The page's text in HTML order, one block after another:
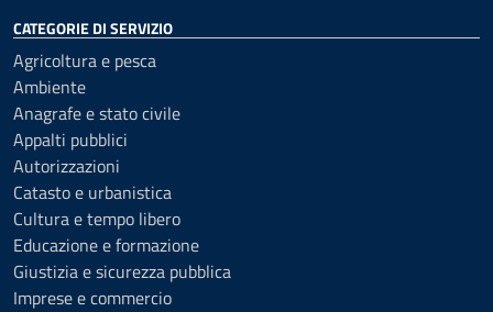
CATEGORIE DI SERVIZIO
Agricoltura e pesca
Ambiente
Anagrafe e stato civile
Appalti pubblici
Autorizzazioni
Catasto e urbanistica
Cultura e tempo libero
Educazione e formazione
Giustizia e sicurezza pubblica
Imprese e commercio